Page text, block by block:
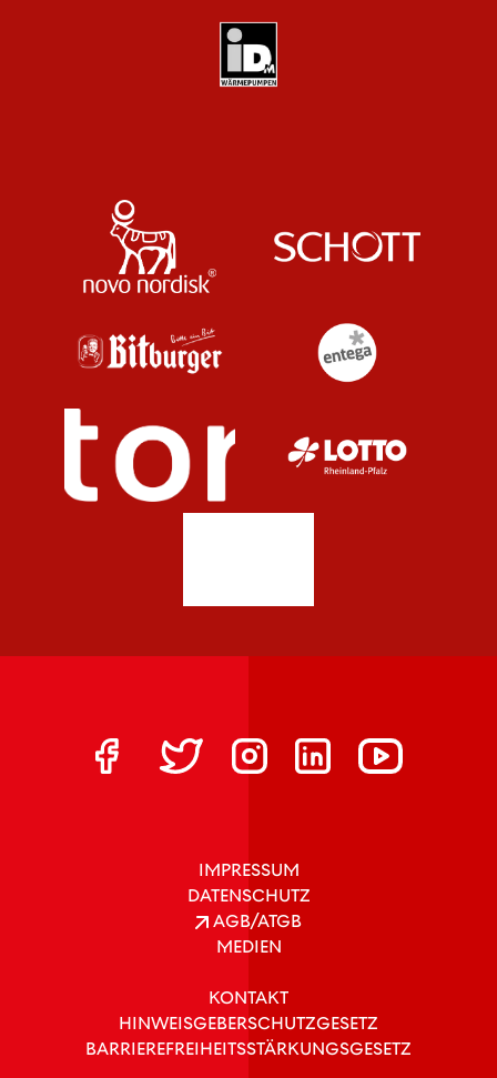
IMPRESSUM
DATENSCHUTZ
AGB/ATGB
MEDIEN
KONTAKT
HINWEISGEBERSCHUTZGESETZ
BARRIEREFREIHEITSSTÄRKUNGSGESETZ